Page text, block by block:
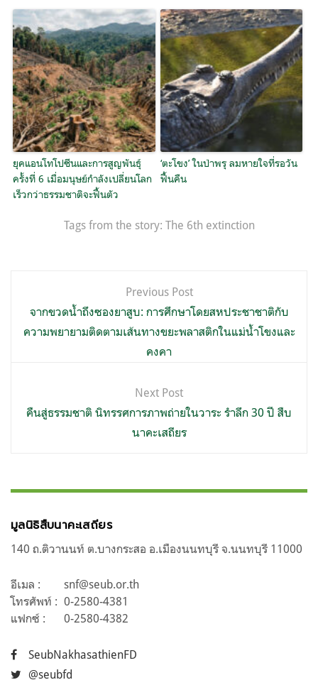
ยุคแอนโทโปซีนและการสูญพันธุ์
ครั้งที่ 6 เมื่อมนุษย์กำลังเปลี่ยนโลก
เร็วกว่าธรรมชาติจะฟื้นตัว
‘ตะโขง’ ในป่าพรุ ลมหายใจที่รอวัน
ฟื้นคืน
Tags from the story: The 6th extinction
เรื่อง
Previous Post
จากขวดน้ำถึงซองยาสูบ: การศึกษาโดยสหประชาชาติกับ
ความพยายามติดตามเส้นทางขยะพลาสติกในแม่น้ำโขงและ
คงคา
Next Post
คืนสู่ธรรมชาติ นิทรรศการภาพถ่ายในวาระ รำลึก 30 ปี สืบ
นาคะเสถียร
มูลนิธิสืบนาคะเสถียร
140 ถ.ติวานนท์ ต.บางกระสอ อ.เมืองนนทบุรี จ.นนทบุรี 11000
อีเมล :
snf@seub.or.th
โทรศัพท์ : 0-2580-4381
แฟกซ์ :
0-2580-4382
SeubNakhasathienFD
@seubfd